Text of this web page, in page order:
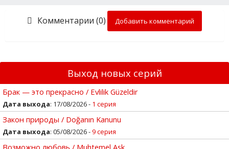
Комментарии (0) Добавить комментарий
Выход новых серий
Брак — это прекрасно / Evlilik Güzeldir
Дата выхода: 17/08/2026 - 1 серия
Закон природы / Doğanın Kanunu
Дата выхода: 05/08/2026 -9 серия
Возможно любовь / Muhtemel Ask